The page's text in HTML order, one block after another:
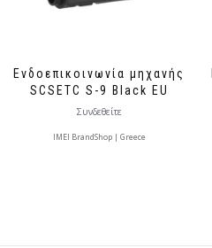
Ενδοεπικοινωνία μηχανής
SCSETC S-9 Black EU
Συνδεθείτε
IMEI BrandShop | Greece